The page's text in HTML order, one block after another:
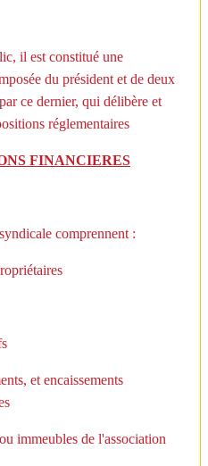
il est constitué une
du président et de deux
ce dernier, qui délibère et
réglementaires
FINANCIERES
comprennent :
et encaissements
immeubles de l'association